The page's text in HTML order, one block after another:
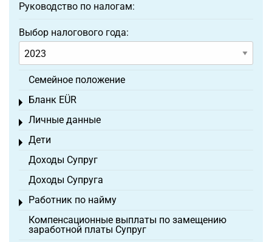
Руководство по налогам:
Выбор налогового года:
Семейное положение
Бланк EÜR
Toggle menu
Личные данные
Toggle menu
Дети
Toggle menu
Доходы Супруг
Доходы Супруга
Работник по найму
Toggle menu
Компенсационные выплаты по замещению
заработной платы Супруг